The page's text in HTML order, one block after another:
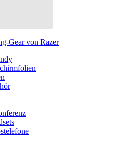
Gear von Razer